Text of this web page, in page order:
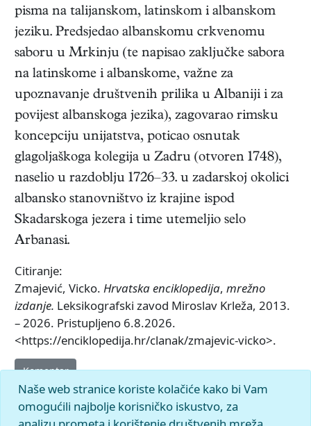
pisma na talijanskom, latinskom i albanskom
jeziku. Predsjedao albanskomu crkvenomu
saboru u Mrkinju (te napisao zaključke sabora
na latinskome i albanskome, važne za
upoznavanje društvenih prilika u Albaniji i za
povijest albanskoga jezika), zagovarao rimsku
koncepciju unijatstva, poticao osnutak
glagoljaškoga kolegija u Zadru (otvoren 1748),
naselio u razdoblju 1726–33. u zadarskoj okolici
albansko stanovništvo iz krajine ispod
Skadarskoga jezera i time utemeljio selo
Arbanasi.
Citiranje:
Zmajević, Vicko. Hrvatska enciklopedija, mrežno
izdanje. Leksikografski zavod Miroslav Krleža, 2013.
– 2026. Pristupljeno 6.8.2026.
<https://enciklopedija.hr/clanak/zmajevic-vicko>.
Komentar
Naše web stranice koriste kolačiće kako bi Vam
omogućili najbolje korisničko iskustvo, za